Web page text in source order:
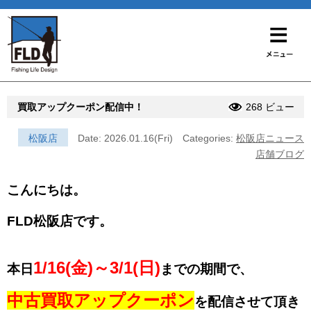
買取アップクーポン配信中！ 268 ビュー
松阪店 Date: 2026.01.16(Fri) Categories: 松阪店ニュース
店舗ブログ
こんにちは。
FLD松阪店です。
本日 1/16(金)～3/1(日)までの期間で、
中古買取アップクーポンを配信させて頂き